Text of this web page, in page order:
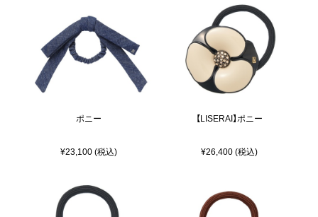
ポニー
¥23,100 (税込)
【LISERAI】ポニー
¥26,400 (税込)